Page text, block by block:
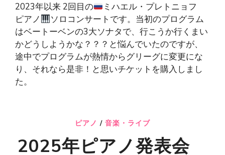
2023年以来 2回目の
ミハエル・プレトニョフ
ピアノ
ソロコンサートです。当初のプログラム
はベートーベンの3大ソナタで、行こうか行くまい
かどうしようかな？？？と悩んでいたのですが、
途中でプログラムが熱情からグリーグに変更にな
り、それなら是非！と思いチケットを購入しまし
た。
ピアノ / 音楽・ライブ
2025年ピアノ発表会